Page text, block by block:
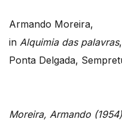
Armando Moreira,
in Alquimia das palavras,
Ponta Delgada,
Moreira, Armando